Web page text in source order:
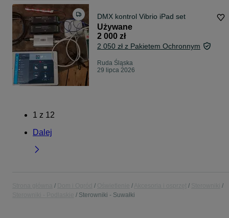
DMX kontrol Vibrio iPad set
Używane
2 000 zł
2 050 zł z Pakietem Ochronnym
Ruda Śląska
29 lipca 2026
1 z 12
Dalej
Sterowniki - Suwałki